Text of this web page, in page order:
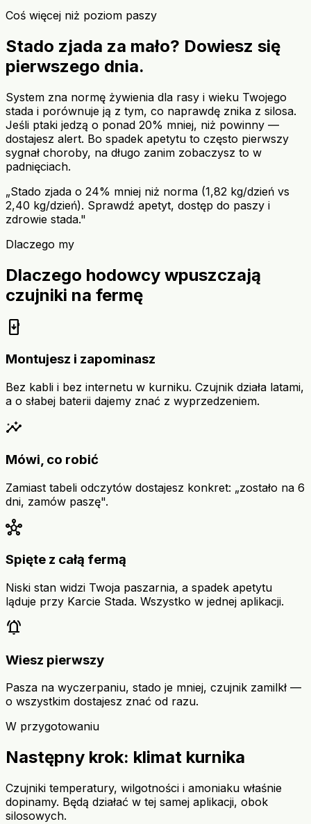
Coś więcej niż poziom paszy
Stado zjada za mało? Dowiesz się
pierwszego dnia.
System zna normę żywienia dla rasy i wieku Twojego
stada i porównuje ją z tym, co naprawdę znika z silosa.
Jeśli ptaki jedzą o ponad 20% mniej, niż powinny —
dostajesz alert. Bo spadek apetytu to często pierwszy
sygnał choroby, na długo zanim zobaczysz to w
padnięciach.
„Stado zjada o 24% mniej niż norma (1,82 kg/dzień vs
2,40 kg/dzień). Sprawdź apetyt, dostęp do paszy i
zdrowie stada."
Dlaczego my
Dlaczego hodowcy wpuszczają
czujniki na fermę
install_mobile
Montujesz i zapominasz
Bez kabli i bez internetu w kurniku. Czujnik działa latami,
a o słabej baterii dajemy znać z wyprzedzeniem.
insights
Mówi, co robić
Zamiast tabeli odczytów dostajesz konkret: „zostało na 6
dni, zamów paszę".
hub
Spięte z całą fermą
Niski stan widzi Twoja paszarnia, a spadek apetytu
ląduje przy Karcie Stada. Wszystko w jednej aplikacji.
notifications_active
Wiesz pierwszy
Pasza na wyczerpaniu, stado je mniej, czujnik zamilkł —
o wszystkim dostajesz znać od razu.
W przygotowaniu
Następny krok: klimat kurnika
Czujniki temperatury, wilgotności i amoniaku właśnie
dopinamy. Będą działać w tej samej aplikacji, obok
silosowych.